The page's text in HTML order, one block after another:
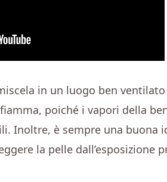
in un luogo ben
poiché i vapori della
Inoltre, è sempre una buona
la pelle dall’esposizione